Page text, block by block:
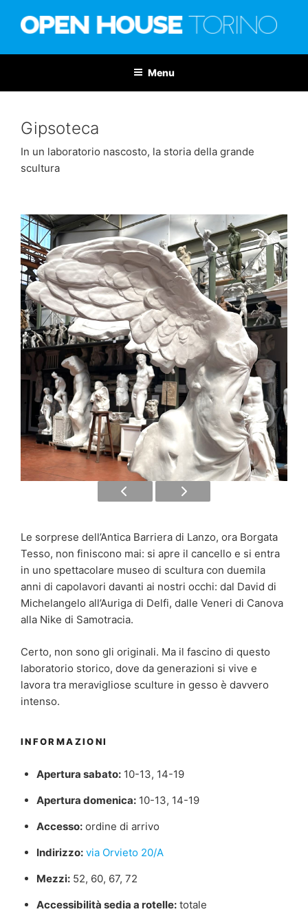
Menu
Gipsoteca
In un laboratorio nascosto, la storia della grande
scultura
Le sorprese dell’Antica Barriera di Lanzo, ora Borgata
Tesso, non finiscono mai: si apre il cancello e si entra
in uno spettacolare museo di scultura con duemila
anni di capolavori davanti ai nostri occhi: dal David di
Michelangelo all’Auriga di Delfi, dalle Veneri di Canova
alla Nike di Samotracia.
Certo, non sono gli originali. Ma il fascino di questo
laboratorio storico, dove da generazioni si vive e
lavora tra meravigliose sculture in gesso è davvero
intenso.
INFORMAZIONI
Apertura sabato:10-13, 14-19
Apertura domenica:10-13, 14-19
Accesso:ordine di arrivo
Indirizzo: via Orvieto 20/A
Mezzi:52, 60, 67, 72
Accessibilità sedia a rotelle:totale